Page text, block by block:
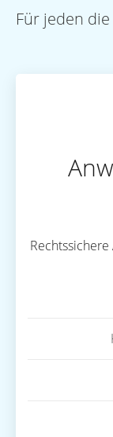
Für jeden